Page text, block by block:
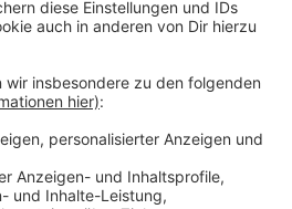
auf eine Lösung geeinigt, um
an zwei